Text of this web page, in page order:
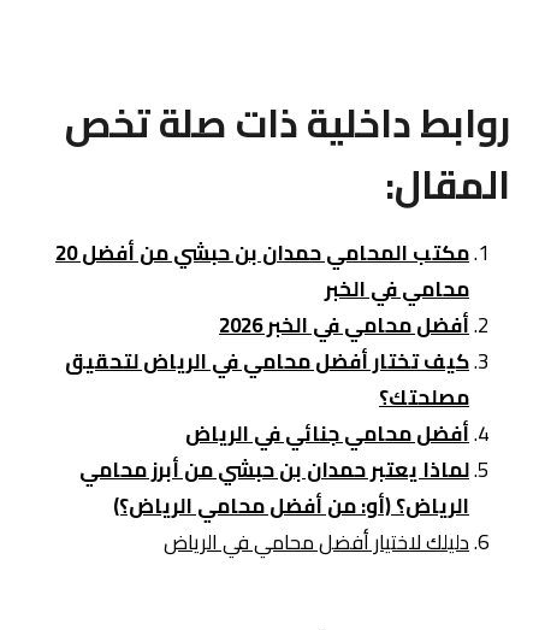
روابط داخلية ذات صلة تخص
المقال:
مكتب المحامي حمدان بن حبشي من أفضل 20
محامي في الخبر
أفضل محامي في الخبر 2026
كيف تختار أفضل محامي في الرياض لتحقيق
مصلحتك؟
أفضل محامي جنائي في الرياض
لماذا يعتبر حمدان بن حبشي من أبرز محامي
الرياض؟ (أو: من أفضل محامي الرياض؟)
دليلك لاختيار أفضل محامي في الرياض